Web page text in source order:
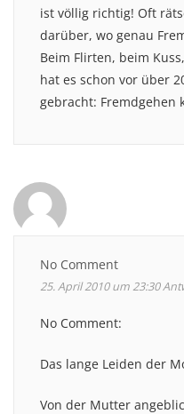
ist völlig richtig! Oft
darüber, wo genau
Beim Flirten, beim
hat es schon vor über
gebracht: Fremdgehen
No Comment
25. April 2010 um 23:30
No Comment:
Das lange Leiden der
Von der Mutter